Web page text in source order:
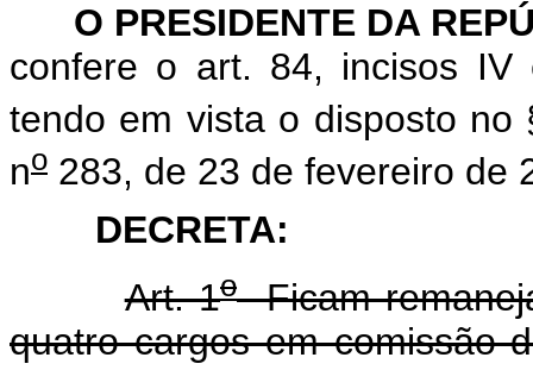
O PRESIDENTE DA
confere o art. 84, incisos
tendo em vista o disposto no
no 283, de 23 de fevereiro de
DECRETA:
Art. 1oFicam
quatro cargos em comissão